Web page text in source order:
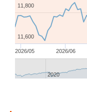
2026/05 2026/06
2020
11,600
11,800